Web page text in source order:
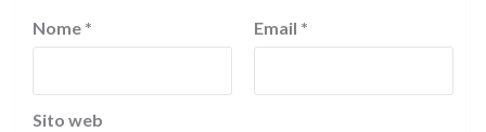
Nome * Email *
Sito web